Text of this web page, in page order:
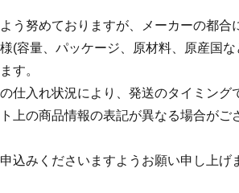
う努めておりますが、メーカーの都合
(容量、パッケージ、原材料、原産国な
す。
仕入れ状況により、発送のタイミング
上の商品情報の表記が異なる場合がご
込みくださいますようお願い申し上げ